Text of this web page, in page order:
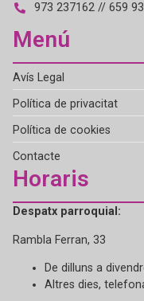
973 237162 // 659
Menú
Avís Legal
Política de privacitat
Política de cookies
Contacte
Horaris
Despatx parroquial:
Rambla Ferran, 33
De dilluns a
Altres dies,